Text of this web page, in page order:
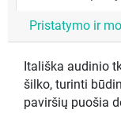
Pristatymo ir
Itališka audinio
šilko, turinti
paviršių puošia